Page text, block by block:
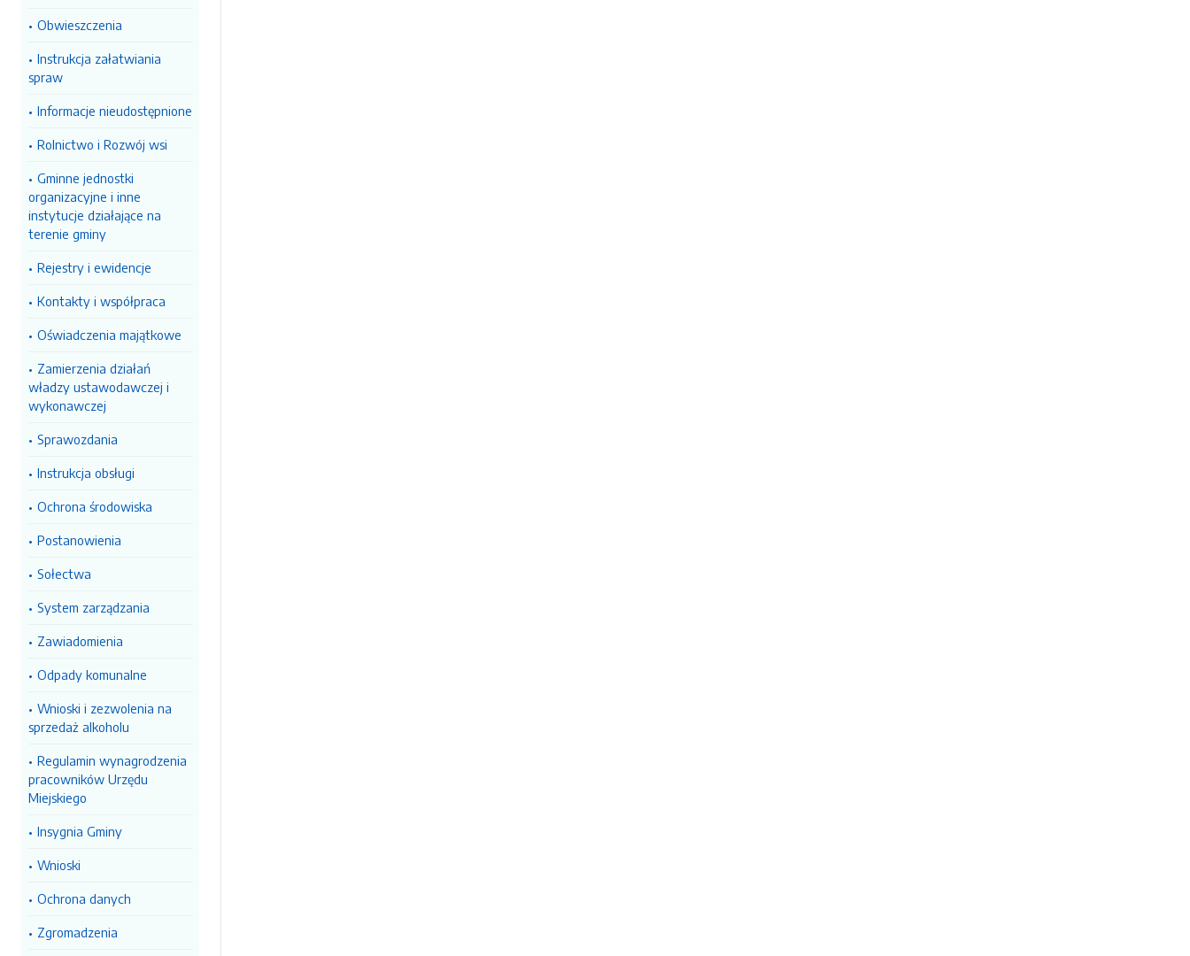
Obwieszczenia
Instrukcja załatwiania
spraw
Informacje nieudostępnione
Rolnictwo i Rozwój wsi
Gminne jednostki
organizacyjne i inne
instytucje działające na
terenie gminy
Rejestry i ewidencje
Kontakty i współpraca
Oświadczenia majątkowe
Zamierzenia działań
władzy ustawodawczej i
wykonawczej
Sprawozdania
Instrukcja obsługi
Ochrona środowiska
Postanowienia
Sołectwa
System zarządzania
Zawiadomienia
Odpady komunalne
Wnioski i zezwolenia na
sprzedaż alkoholu
Regulamin wynagrodzenia
pracowników Urzędu
Miejskiego
Insygnia Gminy
Wnioski
Ochrona danych
Zgromadzenia